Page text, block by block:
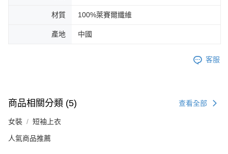
材質 100%萊賽爾纖維
產地 中國
客服
商品相關分類 (5) 查看全部
女裝 短袖上衣
人氣商品推薦